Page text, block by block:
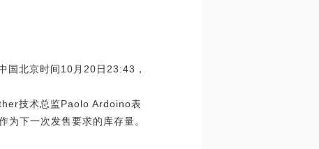
国北京时间10月20日23:43，
技术总监Paolo Ardoino表
下一次发售要求的库存量。